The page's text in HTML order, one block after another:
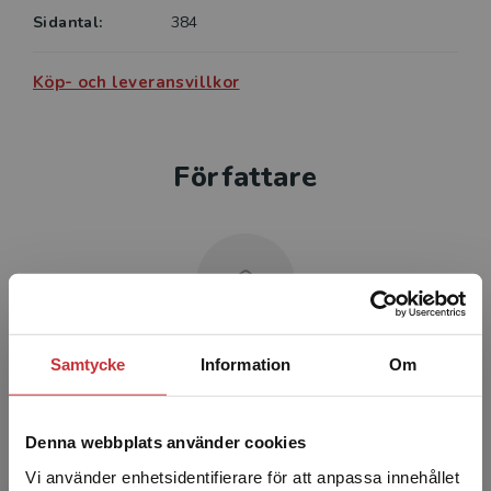
Samtycke Information Om
Denna webbplats använder cookies
Vi använder enhetsidentifierare för att anpassa innehållet
Sidantal:
384
Köp- och leveransvillkor
Författare
Christer Lundh
historia vid Handelshögskolan, Göteborgs
universitet.